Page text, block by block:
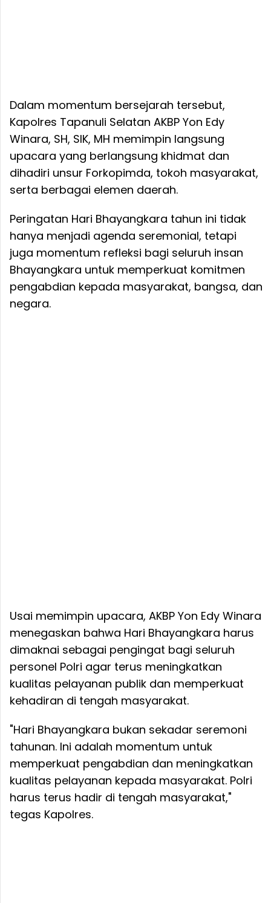
Dalam momentum bersejarah tersebut,
Kapolres Tapanuli Selatan AKBP Yon Edy
Winara, SH, SIK, MH memimpin langsung
upacara yang berlangsung khidmat dan
dihadiri unsur Forkopimda, tokoh masyarakat,
serta berbagai elemen daerah.
Peringatan Hari Bhayangkara tahun ini tidak
hanya menjadi agenda seremonial, tetapi
juga momentum refleksi bagi seluruh insan
Bhayangkara untuk memperkuat komitmen
pengabdian kepada masyarakat, bangsa, dan
negara.
Usai memimpin upacara, AKBP Yon Edy Winara
menegaskan bahwa Hari Bhayangkara harus
dimaknai sebagai pengingat bagi seluruh
personel Polri agar terus meningkatkan
kualitas pelayanan publik dan memperkuat
kehadiran di tengah masyarakat.
"Hari Bhayangkara bukan sekadar seremoni
tahunan. Ini adalah momentum untuk
memperkuat pengabdian dan meningkatkan
kualitas pelayanan kepada masyarakat. Polri
harus terus hadir di tengah masyarakat,"
tegas Kapolres.